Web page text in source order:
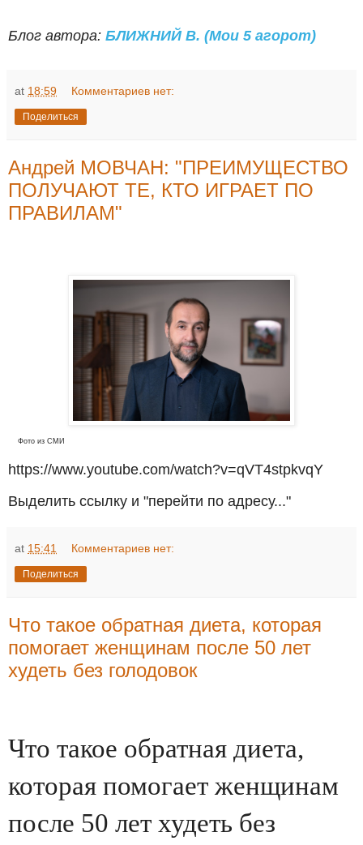
Блог автора: БЛИЖНИЙ В. (Мои 5 агорот)
at 18:59 Комментариев нет:
Поделиться
Андрей МОВЧАН: "ПРЕИМУЩЕСТВО
ПОЛУЧАЮТ ТЕ, КТО ИГРАЕТ ПО
ПРАВИЛАМ"
Фото из СМИ
https://www.youtube.com/watch?v=qVT4stpkvqY
Выделить ссылку и "перейти по адресу..."
at 15:41 Комментариев нет:
Поделиться
Что такое обратная диета, которая
помогает женщинам после 50 лет
худеть без голодовок
Что такое обратная диета,
которая помогает женщинам
после 50 лет худеть без